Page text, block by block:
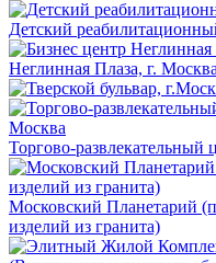
Детский
Неглинная Плаза, г. Москва
Торгово-развлекательный
Московский Планетарий
изделий из гранита)